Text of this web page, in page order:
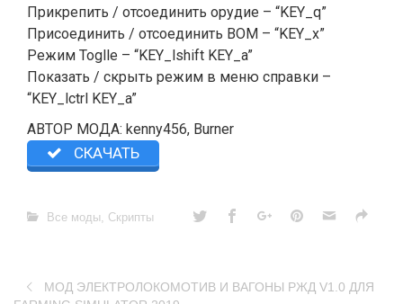
Прикрепить / отсоединить орудие – “KEY_q”
Присоединить / отсоединить ВОМ – “KEY_x”
Режим Toglle – “KEY_lshift KEY_a”
Показать / скрыть режим в меню справки –
“KEY_lctrl KEY_a”
АВТОР МОДА: kenny456, Burner
СКАЧАТЬ
Все моды, Скрипты
MOД ЭЛЕКТРОЛОКОМОТИВ И ВАГОНЫ РЖД V1.0 ДЛЯ